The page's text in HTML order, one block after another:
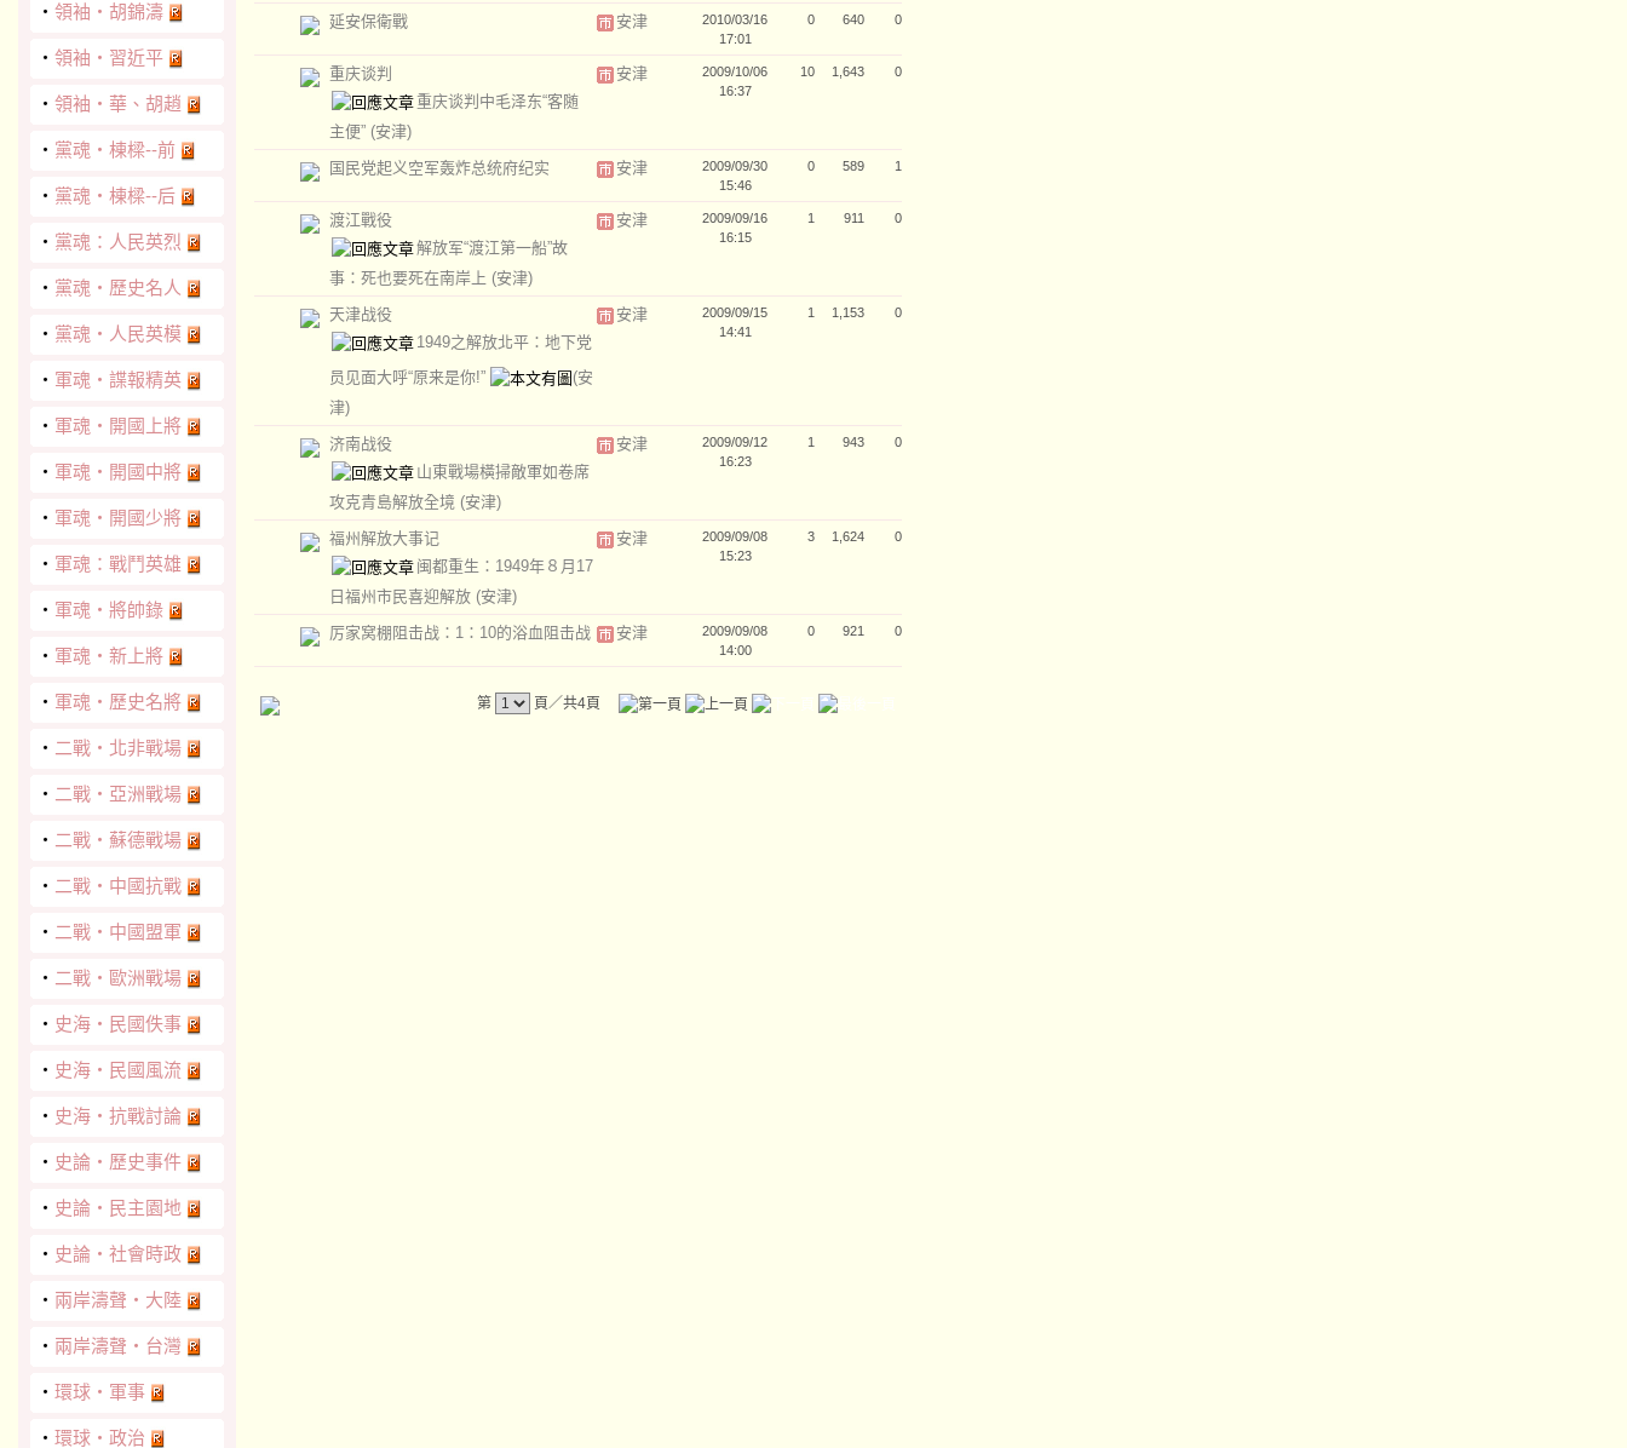
‧ 領袖‧胡錦濤
‧ 領袖‧習近平
‧ 領袖‧華、胡趙
‧ 黨魂‧棟樑--前
‧ 黨魂‧棟樑--后
‧ 黨魂：人民英烈
‧ 黨魂‧歷史名人
‧ 黨魂‧人民英模
‧ 軍魂‧諜報精英
‧ 軍魂‧開國上將
‧ 軍魂‧開國中將
‧ 軍魂‧開國少將
‧ 軍魂：戰鬥英雄
‧ 軍魂‧將帥錄
‧ 軍魂‧新上將
‧ 軍魂‧歷史名將
‧ 二戰‧北非戰場
‧ 二戰‧亞洲戰場
‧ 二戰‧蘇德戰場
‧ 二戰‧中國抗戰
‧ 二戰‧中國盟軍
‧ 二戰‧歐洲戰場
‧ 史海‧民國佚事
‧ 史海‧民國風流
‧ 史海‧抗戰討論
‧ 史論‧歷史事件
‧ 史論‧民主園地
‧ 史論‧社會時政
‧ 兩岸濤聲‧大陸
‧ 兩岸濤聲‧台灣
‧ 環球‧軍事
‧ 環球‧政治
延安保衛戰 安津
2010/03/16
17:01
0 640 0
重庆谈判
重庆谈判中毛泽东“客随
主便” (安津)
安津
2009/10/06
16:37
10 1,643 0
国民党起义空军轰炸总统府纪实 安津
2009/09/30
15:46
0 589 1
渡江戰役
解放军“渡江第一船”故
事：死也要死在南岸上 (安津)
安津
2009/09/16
16:15
1 911 0
天津战役
1949之解放北平：地下党
员见面大呼“原来是你!”
(安
津)
安津
2009/09/15
14:41
1 1,153 0
济南战役
山東戰場橫掃敵軍如卷席
攻克青島解放全境 (安津)
安津
2009/09/12
16:23
1 943 0
福州解放大事记
闽都重生：1949年８月17
日福州市民喜迎解放 (安津)
安津
2009/09/08
15:23
3 1,624 0
厉家窝棚阻击战：1：10的浴血阻击战 安津
2009/09/08
14:00
0 921 0
第 頁／共4頁